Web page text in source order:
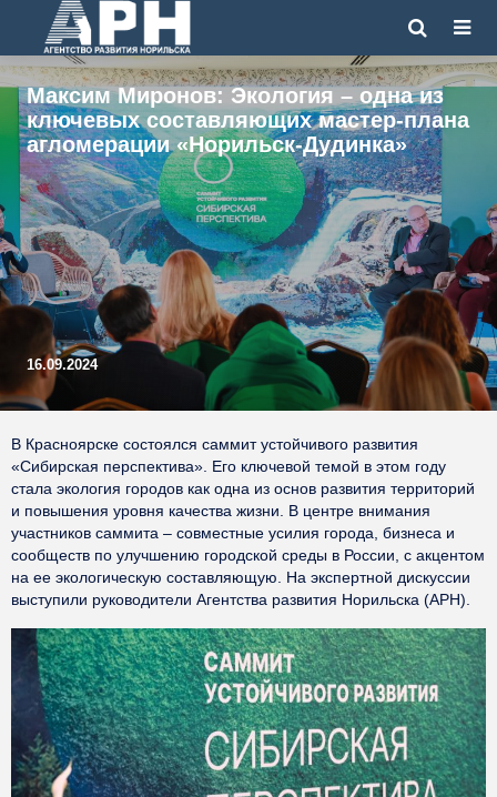
Максим Миронов: Экология – одна из
ключевых составляющих мастер-плана
агломерации «Норильск-Дудинка»
16.09.2024
В Красноярске состоялся саммит устойчивого развития
«Сибирская перспектива». Его ключевой темой в этом году
стала экология городов как одна из основ развития территорий
и повышения уровня качества жизни. В центре внимания
участников саммита – совместные усилия города, бизнеса и
сообществ по улучшению городской среды в России, с акцентом
на ее экологическую составляющую. На экспертной дискуссии
выступили руководители Агентства развития Норильска (АРН).